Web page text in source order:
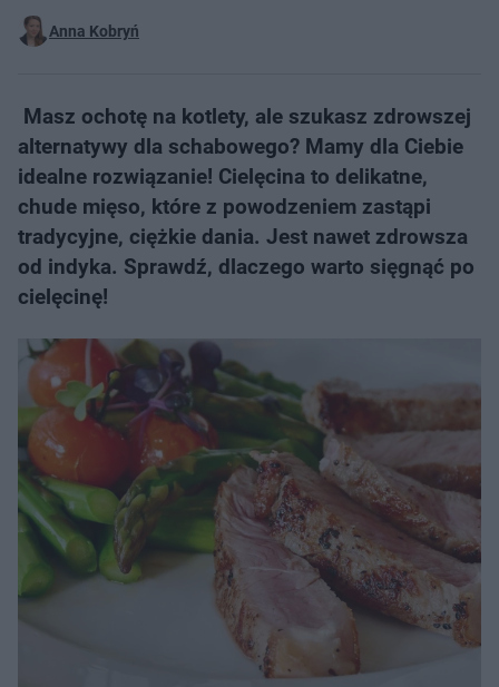
Anna Kobryń
Masz ochotę na kotlety, ale szukasz zdrowszej
alternatywy dla schabowego? Mamy dla Ciebie
idealne rozwiązanie! Cielęcina to delikatne,
chude mięso, które z powodzeniem zastąpi
tradycyjne, ciężkie dania. Jest nawet zdrowsza
od indyka. Sprawdź, dlaczego warto sięgnąć po
cielęcinę!